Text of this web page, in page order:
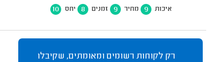
איכות 9 מחיר 9 זמנים 8 יחס 10
רק לקוחות רשומים ומאומתים, שקיבלו